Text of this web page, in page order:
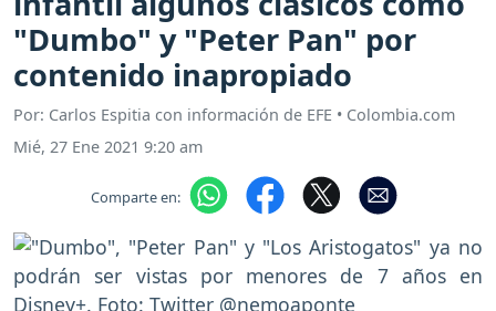
"Dumbo" y "Peter Pan" por
contenido inapropiado
Por: Carlos Espitia con información de EFE • Colombia.com
Mié, 27 Ene 2021 9:20 am
Comparte en: